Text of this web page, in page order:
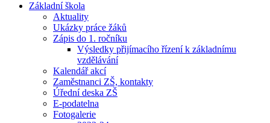
Základní škola
Aktuality
Ukázky práce žáků
Zápis do 1. ročníku
Výsledky přijímacího řízení k základnímu
vzdělávání
Kalendář akcí
Zaměstnanci ZŠ, kontakty
Úřední deska ZŠ
E-podatelna
Fotogalerie